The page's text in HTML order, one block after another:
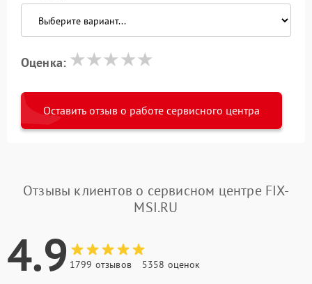
Оценка:
Оставить отзыв о работе сервисного центра
Отзывы клиентов о сервисном центре FIX-
MSI.RU
4.9 1799 отзывов 5358 оценок